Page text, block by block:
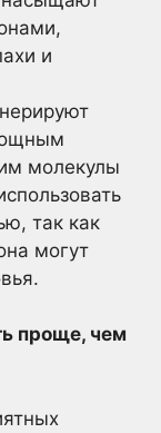
и
молекулы
так как
могут
проще, чем